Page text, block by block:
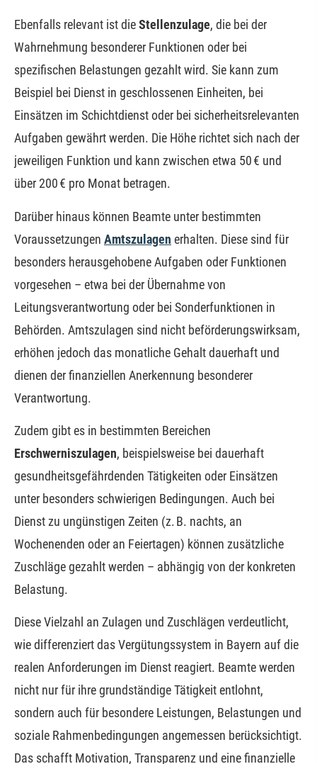
Ebenfalls relevant ist dieStellenzulage, die bei der
Wahrnehmung besonderer Funktionen oder bei
spezifischen Belastungen gezahlt wird. Sie kann zum
Beispiel bei Dienst in geschlossenen Einheiten, bei
Einsätzen im Schichtdienst oder bei sicherheitsrelevanten
Aufgaben gewährt werden. Die Höhe richtet sich nach der
jeweiligen Funktion und kann zwischen etwa 50 € und
über 200 € pro Monat betragen.
Darüber hinaus können Beamte unter bestimmten
Voraussetzungen Amtszulagen erhalten. Diese sind für
besonders herausgehobene Aufgaben oder Funktionen
vorgesehen – etwa bei der Übernahme von
Leitungsverantwortung oder bei Sonderfunktionen in
Behörden. Amtszulagen sind nicht beförderungswirksam,
erhöhen jedoch das monatliche Gehalt dauerhaft und
dienen der finanziellen Anerkennung besonderer
Verantwortung.
Zudem gibt es in bestimmten Bereichen
Erschwerniszulagen, beispielsweise bei dauerhaft
gesundheitsgefährdenden Tätigkeiten oder Einsätzen
unter besonders schwierigen Bedingungen. Auch bei
Dienst zu ungünstigen Zeiten (z. B. nachts, an
Wochenenden oder an Feiertagen) können zusätzliche
Zuschläge gezahlt werden – abhängig von der konkreten
Belastung.
Diese Vielzahl an Zulagen und Zuschlägen verdeutlicht,
wie differenziert das Vergütungssystem in Bayern auf die
realen Anforderungen im Dienst reagiert. Beamte werden
nicht nur für ihre grundständige Tätigkeit entlohnt,
sondern auch für besondere Leistungen, Belastungen und
soziale Rahmenbedingungen angemessen berücksichtigt.
Das schafft Motivation, Transparenz und eine finanzielle